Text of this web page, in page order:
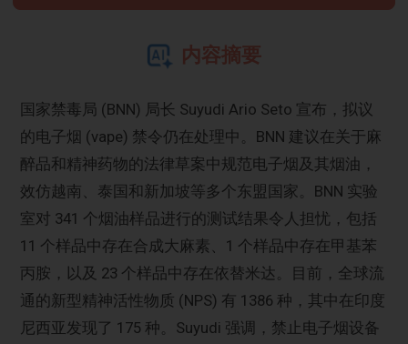
内容摘要
国家禁毒局 (BNN) 局长 Suyudi Ario Seto 宣布，拟议
的电子烟 (vape) 禁令仍在处理中。BNN 建议在关于麻
醉品和精神药物的法律草案中规范电子烟及其烟油，
效仿越南、泰国和新加坡等多个东盟国家。BNN 实验
室对 341 个烟油样品进行的测试结果令人担忧，包括
11 个样品中存在合成大麻素、1 个样品中存在甲基苯
丙胺，以及 23 个样品中存在依替米达。目前，全球流
通的新型精神活性物质 (NPS) 有 1386 种，其中在印度
尼西亚发现了 175 种。Suyudi 强调，禁止电子烟设备